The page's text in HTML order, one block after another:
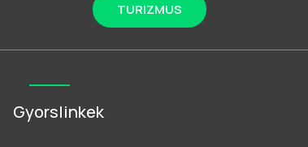
TURIZMUS
Gyorslinkek